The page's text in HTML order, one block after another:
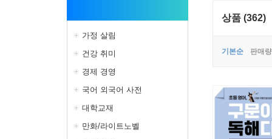
가정 살림
건강 취미
경제 경영
국어 외국어 사전
대학교재
만화/라이트노벨
상품 (362)
기본순 판매